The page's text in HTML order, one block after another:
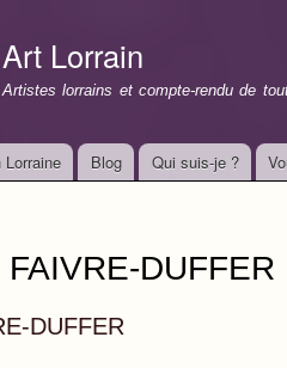
Art Lorrain
Artistes lorrains et compte-rendu de
Lorraine Blog Qui suis-je ?
DUFFER
DUFFER